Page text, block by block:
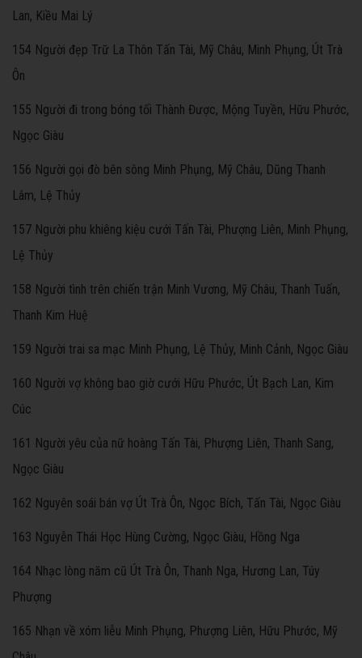
Lan, Kiều Mai Lý
154 Người đẹp Trữ La Thôn Tấn Tài, Mỹ Châu, Minh Phụng, Út Trà
Ôn
155 Người đi trong bóng tối Thành Được, Mộng Tuyền, Hữu Phước,
Ngọc Giàu
156 Người gọi đò bên sông Minh Phụng, Mỹ Châu, Dũng Thanh
Lâm, Lệ Thủy
157 Người phu khiêng kiệu cưới Tấn Tài, Phượng Liên, Minh Phụng,
Lệ Thủy
158 Người tình trên chiến trận Minh Vương, Mỹ Châu, Thanh Tuấn,
Thanh Kim Huệ
159 Người trai sa mạc Minh Phụng, Lệ Thủy, Minh Cảnh, Ngọc Giàu
160 Người vợ không bao giờ cưới Hữu Phước, Út Bạch Lan, Kim
Cúc
161 Người yêu của nữ hoàng Tấn Tài, Phượng Liên, Thanh Sang,
Ngọc Giàu
162 Nguyên soái bán vợ Út Trà Ôn, Ngọc Bích, Tấn Tài, Ngọc Giàu
163 Nguyễn Thái Học Hùng Cường, Ngọc Giàu, Hồng Nga
164 Nhạc lòng năm cũ Út Trà Ôn, Thanh Nga, Hương Lan, Túy
Phượng
165 Nhạn về xóm liễu Minh Phụng, Phượng Liên, Hữu Phước, Mỹ